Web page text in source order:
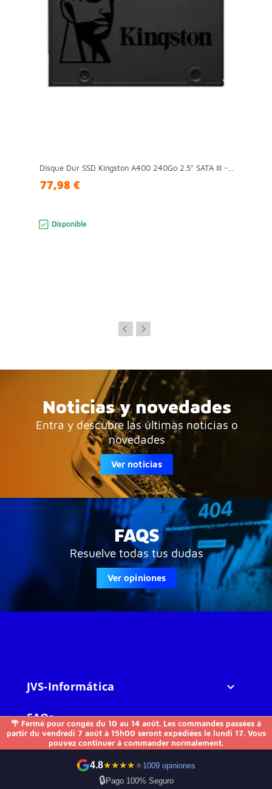
🌴 Fermé pour congés du 10 au 14 août. Les commandes passées à
partir du vendredi 7 août à 15h00 seront expédiées le lundi 17. Vous
pouvez continuer à commander normalement.
Disque Dur SSD Kingston A400 240Go 2.5" SATA III -...
77,98 €
Disponible
4.8★★★★★1009 opiniones
🔒Pago 100% Seguro
Noticias y novedades
Entra y descubre las últimas noticias o
novedades
Ver noticias
FAQS
Resuelve todas tus dudas
Ver opiniones
JVS-Informática 
FAQs 
Otros 
Contactez-nous